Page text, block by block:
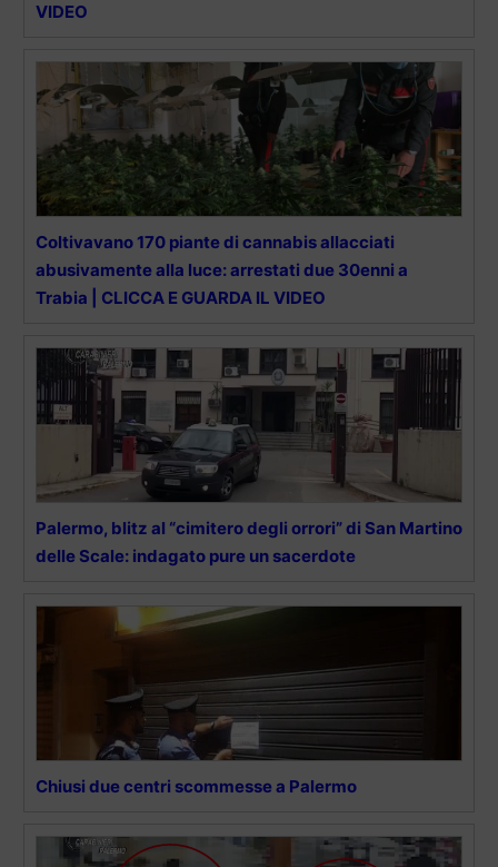
VIDEO
Coltivavano 170 piante di cannabis allacciati
abusivamente alla luce: arrestati due 30enni a
Trabia | CLICCA E GUARDA IL VIDEO
Palermo, blitz al “cimitero degli orrori” di San Martino
delle Scale: indagato pure un sacerdote
Chiusi due centri scommesse a Palermo